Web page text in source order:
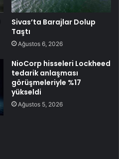
Sivas’ta Barajlar Dolup
Taştı
Ağustos 6, 2026
NioCorp hisseleri Lockheed
tedarik anlaşması
görüşmeleriyle %17
yükseldi
Ağustos 5, 2026